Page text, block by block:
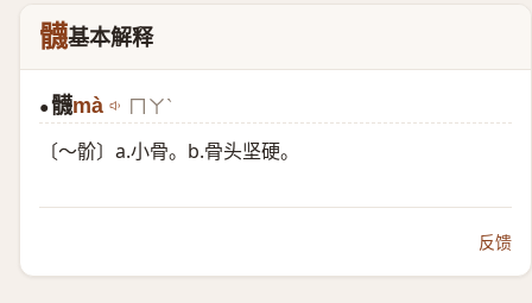
䯦基本解释
●䯦mà ㄇㄚˋ
〔～骱〕a.小骨。b.骨头坚硬。
反馈